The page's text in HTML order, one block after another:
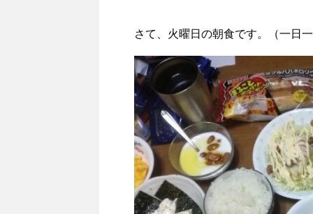
さて、火曜日の朝食です。（一日